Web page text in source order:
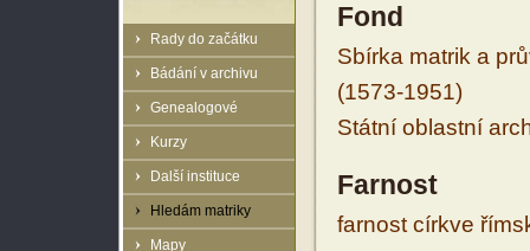
Rady do začátku
Bádání v archivu
Genealogové
Kurzy
Další instituce
Hledám matriky
Mapy
Fond
Sbírka matrik a
(1573-1951)
Státní oblastní
Farnost
farnost církve